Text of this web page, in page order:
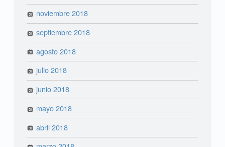
noviembre 2018
septiembre 2018
agosto 2018
julio 2018
junio 2018
mayo 2018
abril 2018